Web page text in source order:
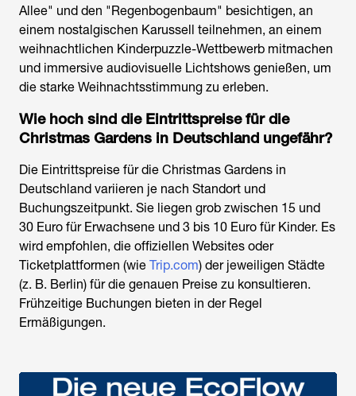
Allee" und den "Regenbogenbaum" besichtigen, an
einem nostalgischen Karussell teilnehmen, an einem
weihnachtlichen Kinderpuzzle-Wettbewerb mitmachen
und immersive audiovisuelle Lichtshows genießen, um
die starke Weihnachtsstimmung zu erleben.
Wie hoch sind die Eintrittspreise für die
Christmas Gardens in Deutschland ungefähr?
Die Eintrittspreise für die Christmas Gardens in
Deutschland variieren je nach Standort und
Buchungszeitpunkt. Sie liegen grob zwischen 15 und
30 Euro für Erwachsene und 3 bis 10 Euro für Kinder. Es
wird empfohlen, die offiziellen Websites oder
Ticketplattformen (wie Trip.com) der jeweiligen Städte
(z. B. Berlin) für die genauen Preise zu konsultieren.
Frühzeitige Buchungen bieten in der Regel
Ermäßigungen.